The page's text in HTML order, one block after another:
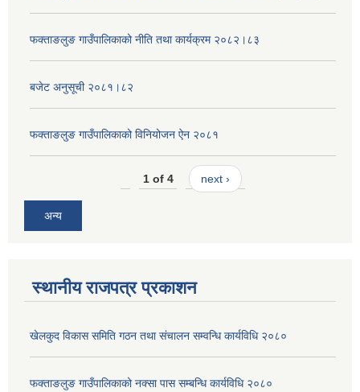
फक्ताङलुङ गाउँपालिकाको नीति तथा कार्यक्रम २०८२।८३
बजेट अनुसूची २०८१।८२
फक्ताङलुङ गाउँपालिकाको विनियोजन ऐन २०८१
1 of 4 next ›
अन्य
स्थानीय राजपत्र प्रकाशन
खेलकुद विकास समिति गठन तथा संचालन सम्वन्धि कार्यविधि २०८०
फक्ताङलुङ गाउँपालिकाको नक्सा पास सम्बन्धि कार्यविधि २०८०